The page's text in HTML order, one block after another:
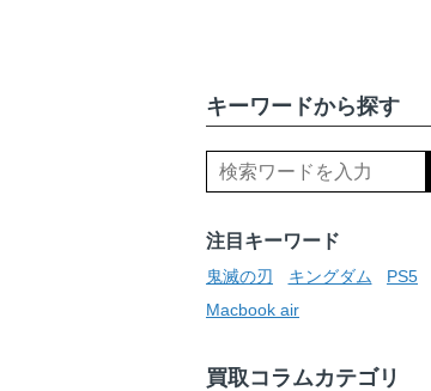
キーワードから探す
注目キーワード
鬼滅の刃 キングダム
PS5
Macbook air
買取コラムカテゴリ